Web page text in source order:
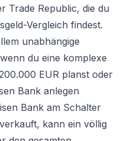
Trade Republic, die du
Vergleich findest.
unabhängige
du eine komplexe
EUR planst oder
Bank anlegen
Bank am Schalter
kann ein völlig